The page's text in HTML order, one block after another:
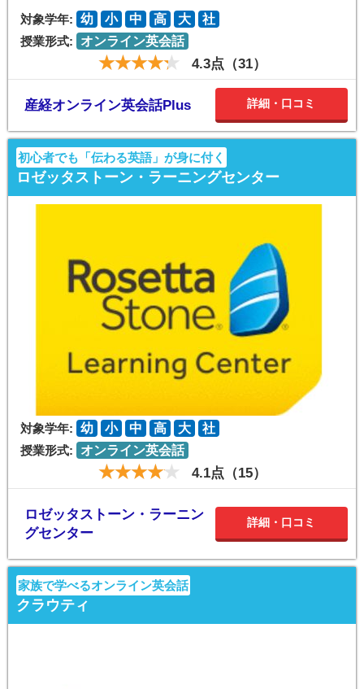
対象学年: 幼 小 中 高 大
社
授業形式:
オンライン英会話
4.3点（31）
産経オンライン英会話Plus 詳細・口コミ
初心者でも「伝わる英語」が身に付く
ロゼッタストーン・ラーニングセンター
対象学年: 幼 小 中 高 大
社
授業形式:
オンライン英会話
4.1点（15）
ロゼッタストーン・ラーニン
グセンター
詳細・口コミ
家族で学べるオンライン英会話
クラウティ